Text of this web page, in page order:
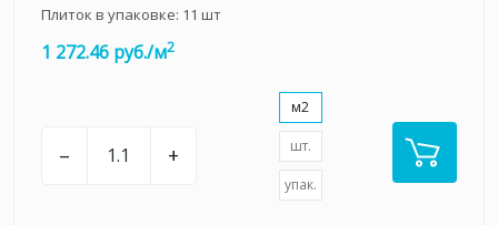
Плиток в упаковке: 11 шт
1 272.46 руб./м2
– +
м2
шт.
упак.